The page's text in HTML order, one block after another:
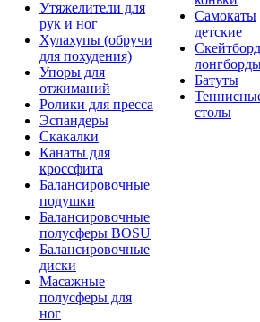
Утяжелители для
рук и ног
Хулахупы (обручи
для похудения)
Упоры для
отжиманий
Ролики для пресса
Эспандеры
Скакалки
Канаты для
кроссфита
Балансировочные
подушки
Балансировочные
полусферы BOSU
Балансировочные
диски
Масажные
полусферы для
ног
Самокаты
детские
Батуты
столы